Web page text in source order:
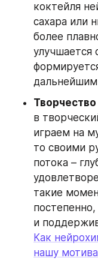
коктейля
сахара или
более
улучшается
дальнейшим
в
играем на
то своими
потока –
такие
и
Как
нашу